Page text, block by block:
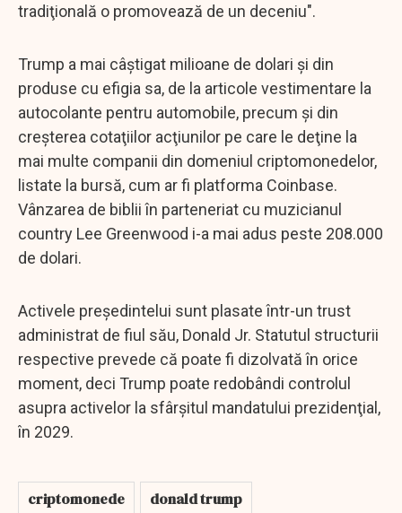
tradiţională o promovează de un deceniu".
Trump a mai câştigat milioane de dolari şi din
produse cu efigia sa, de la articole vestimentare la
autocolante pentru automobile, precum şi din
creşterea cotaţiilor acţiunilor pe care le deţine la
mai multe companii din domeniul criptomonedelor,
listate la bursă, cum ar fi platforma Coinbase.
Vânzarea de biblii în parteneriat cu muzicianul
country Lee Greenwood i-a mai adus peste 208.000
de dolari.
Activele preşedintelui sunt plasate într-un trust
administrat de fiul său, Donald Jr. Statutul structurii
respective prevede că poate fi dizolvată în orice
moment, deci Trump poate redobândi controlul
asupra activelor la sfârşitul mandatului prezidenţial,
în 2029.
criptomonede donald trump